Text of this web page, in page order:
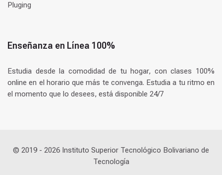
Pluging
Enseñanza en Línea 100%
Estudia desde la comodidad de tu hogar, con clases 100%
online en el horario que más te convenga. Estudia a tu ritmo en
el momento que lo desees, está disponible 24/7
© 2019 - 2026 Instituto Superior Tecnológico Bolivariano de
Tecnología